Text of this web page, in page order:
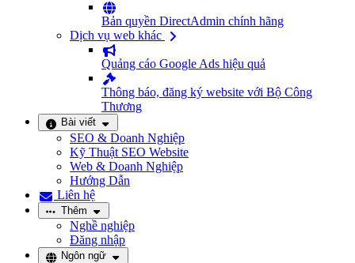
Bản quyền DirectAdmin chính hãng
Dịch vụ web khác
Quảng cáo Google Ads hiệu quả
Thông báo, đăng ký website với Bộ Công
Thương
Bài viết
SEO & Doanh Nghiệp
Kỹ Thuật SEO Website
Web & Doanh Nghiệp
Hướng Dẫn
Liên hệ
Thêm
Nghề nghiệp
Đăng nhập
Ngôn ngữ